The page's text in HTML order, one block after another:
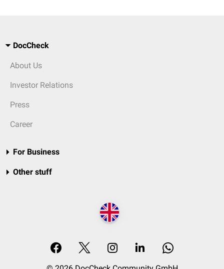
DocCheck
About Us
Investor Relations
Press
Career
For Business
Other stuff